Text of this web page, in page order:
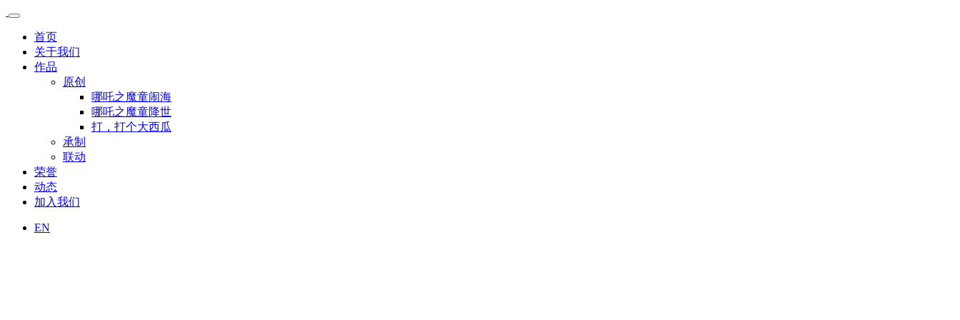
首页
关于我们
作品
原创
哪吒之魔童闹海
哪吒之魔童降世
打，打个大西瓜
承制
联动
荣誉
动态
加入我们
EN